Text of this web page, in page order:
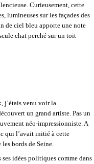
Curieusement, cette
lumineuses sur les façades des
de ciel bleu apporte une note
chat perché sur un toit
j’étais venu voir la
un grand artiste. Pas un
néo-impressionniste. A
qui l’avait initié à cette
bords de Seine.
idées politiques comme dans